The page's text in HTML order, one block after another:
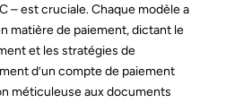
– est cruciale. Chaque modèle a
matière de paiement, dictant le
et les stratégies de
d’un compte de paiement
méticuleuse aux documents